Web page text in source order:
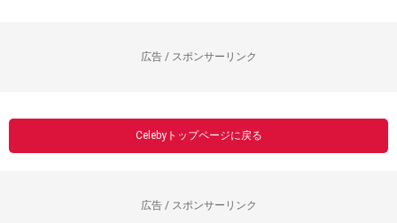
広告 / スポンサーリンク
Celebyトップページに戻る
広告 / スポンサーリンク